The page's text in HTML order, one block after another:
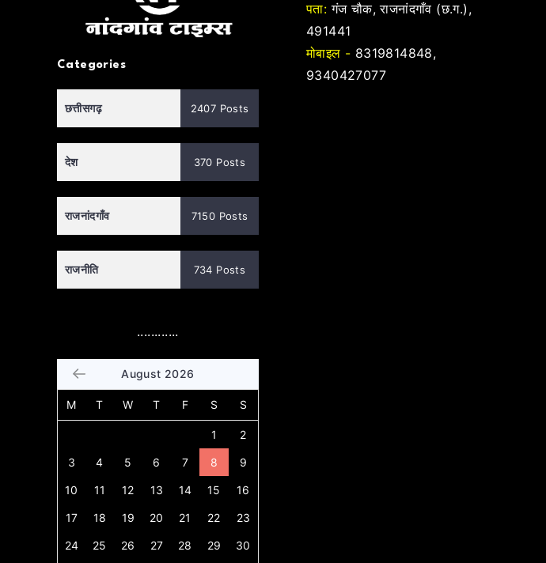
Categories
छत्तीसगढ़ 2407 Posts
देश 370 Posts
राजनांदगाँव 7150 Posts
राजनीति 734 Posts
............
August 2026
M T W T F S S
1 2
3 4 5 6 7 8 9
10 11 12 13 14 15 16
17 18 19 20 21 22 23
24 25 26 27 28 29 30
पता: गंज चौक, राजनांदगाँव (छ.ग.),
491441
मोबाइल - 8319814848,
9340427077